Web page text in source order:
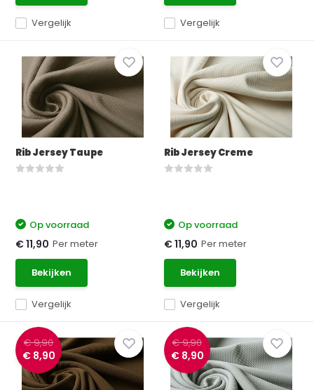
Vergelijk Vergelijk
Rib Jersey Taupe
Vergelijk
Op voorraad
€ 11,90 Per meter
Bekijken
Rib Jersey Creme
Vergelijk
Op voorraad
€ 11,90 Per meter
Bekijken
€ 9,90
€ 8,90
€ 9,90
€ 8,90